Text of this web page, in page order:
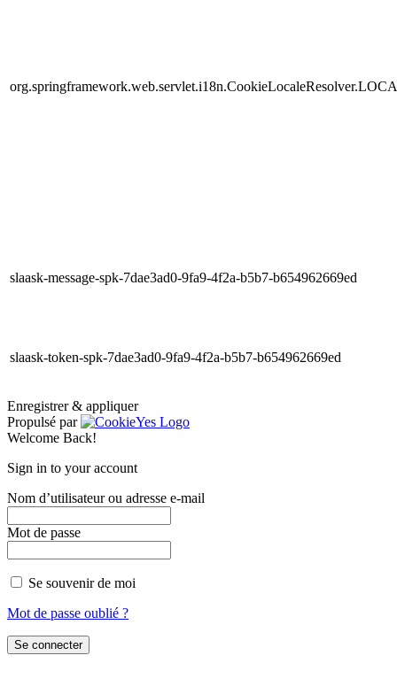
slaask-message-spk-7dae3ad0-9fa9-4f2a-b5b7-b654962669ed
slaask-token-spk-7dae3ad0-9fa9-4f2a-b5b7-b654962669ed
Enregistrer & appliquer
Propulsé par
Welcome Back!
Sign in to your account
Nom d’utilisateur ou adresse e-mail
Mot de passe
Se souvenir de moi
Mot de passe oublié ?